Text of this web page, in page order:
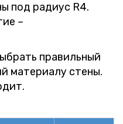
под радиус R4.
–
правильный
материалу стены.